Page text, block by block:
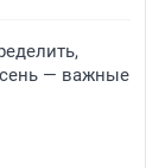
— важные